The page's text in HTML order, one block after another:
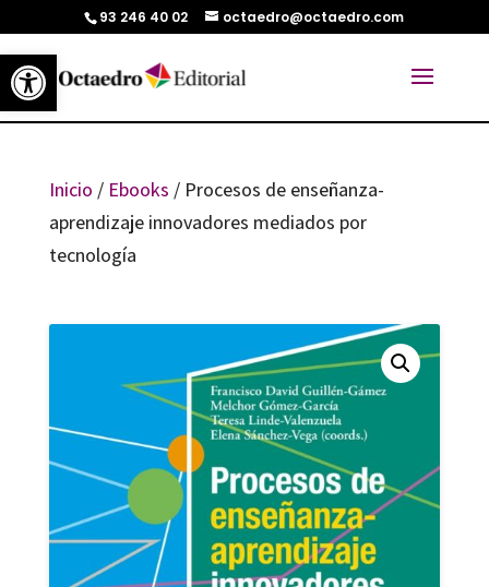
Abrir barra de herramientas
93 246 40 02 octaedro@octaedro.com
Inicio / Ebooks / Procesos de enseñanza-
aprendizaje innovadores mediados por
tecnología